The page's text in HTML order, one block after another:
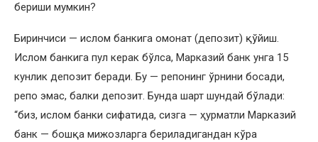
бериши мумкин?
Биринчиси — ислом банкига омонат (депозит) қўйиш.
Ислом банкига пул керак бўлса, Марказий банк унга 15
кунлик депозит беради. Бу — репонинг ўрнини босади,
репо эмас, балки депозит. Бунда шарт шундай бўлади:
“биз, ислом банки сифатида, сизга — ҳурматли Марказий
банк — бошқа мижозларга бериладигандан кўра